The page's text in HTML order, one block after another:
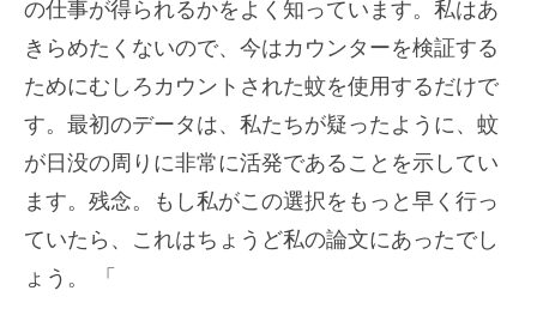
の仕事が得られるかをよく知っています。私はあ
きらめたくないので、今はカウンターを検証する
ためにむしろカウントされた蚊を使用するだけで
す。最初のデータは、私たちが疑ったように、蚊
が日没の周りに非常に活発であることを示してい
ます。残念。もし私がこの選択をもっと早く行っ
ていたら、これはちょうど私の論文にあったでし
ょう。 「